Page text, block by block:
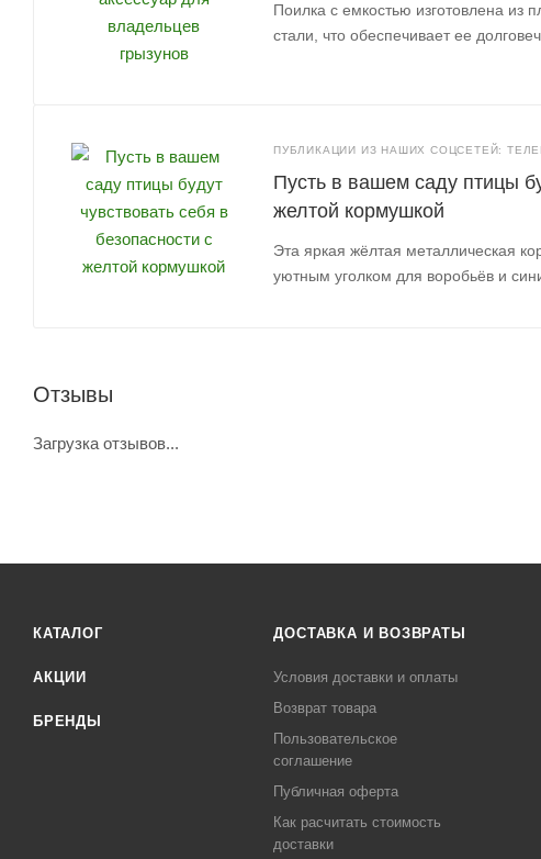
Поилка с емкостью изготовлена из
стали, что обеспечивает ее
ПУБЛИКАЦИИ ИЗ НАШИХ СОЦСЕТЕЙ:
Пусть в вашем саду птицы
желтой кормушкой
Эта яркая жёлтая металлическая
уютным уголком для воробьёв и
Отзывы
Загрузка отзывов...
КАТАЛОГ
АКЦИИ
БРЕНДЫ
ДОСТАВКА И ВОЗВРАТЫ
Условия доставки и оплаты
Возврат товара
Пользовательское
соглашение
Публичная оферта
Как расчитать стоимость
доставки